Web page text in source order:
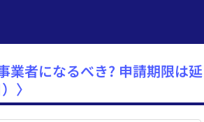
業者になるべき? 申請期限は延
〉